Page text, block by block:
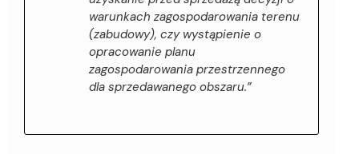
warunkach zagospodarowania terenu
(zabudowy), czy wystąpienie o
opracowanie planu
zagospodarowania przestrzennego
dla sprzedawanego obszaru.”